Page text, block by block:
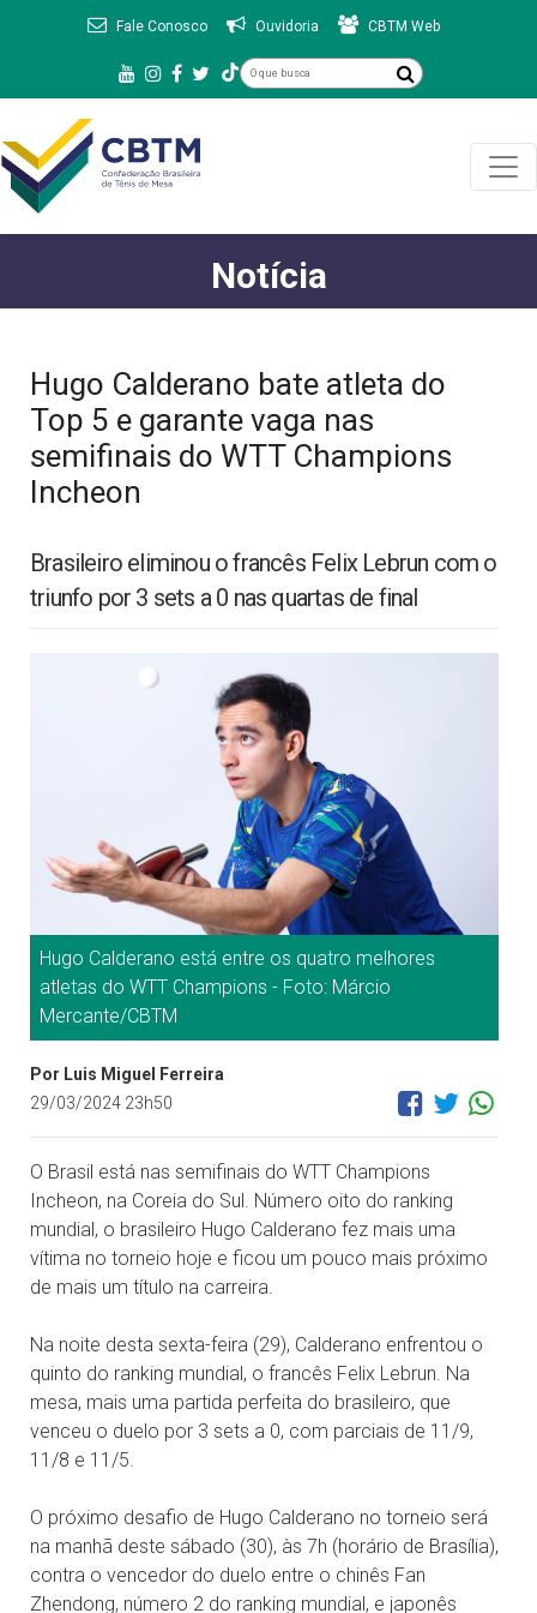
Fale Conosco Ouvidoria CBTM Web
Notícia
Hugo Calderano bate atleta do
Top 5 e garante vaga nas
semifinais do WTT Champions
Incheon
Brasileiro eliminou o francês Felix Lebrun com o
triunfo por 3 sets a 0 nas quartas de final
Hugo Calderano está entre os quatro melhores
atletas do WTT Champions - Foto: Márcio
Mercante/CBTM
Por Luis Miguel Ferreira
29/03/2024 23h50
O Brasil está nas semifinais do WTT Champions
Incheon, na Coreia do Sul. Número oito do ranking
mundial, o brasileiro Hugo Calderano fez mais uma
vítima no torneio hoje e ficou um pouco mais próximo
de mais um título na carreira.
Na noite desta sexta-feira (29), Calderano enfrentou o
quinto do ranking mundial, o francês Felix Lebrun. Na
mesa, mais uma partida perfeita do brasileiro, que
venceu o duelo por 3 sets a 0, com parciais de 11/9,
11/8 e 11/5.
O próximo desafio de Hugo Calderano no torneio será
na manhã deste sábado (30), às 7h (horário de Brasília),
contra o vencedor do duelo entre o chinês Fan
Zhendong, número 2 do ranking mundial, e japonês